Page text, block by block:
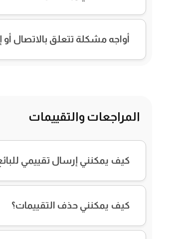
أواجه مشكلة تتعلق بالاتصال
المراجعات والتقييمات
كيف يمكنني إرسال تقييمي
كيف يمكنني حذف التقييمات؟